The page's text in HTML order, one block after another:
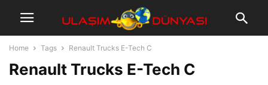
Home Tags Renault Trucks E-Tech C
Renault Trucks E-Tech C